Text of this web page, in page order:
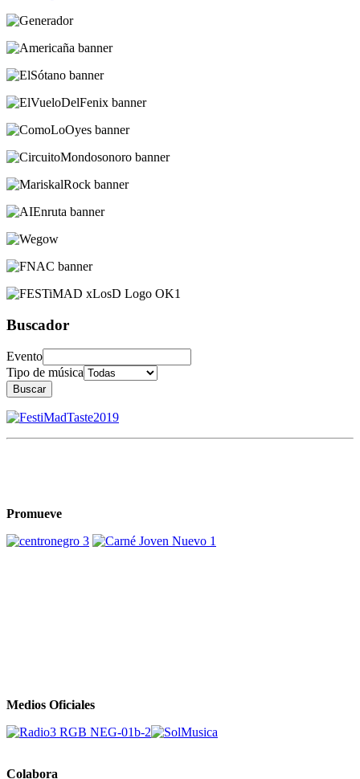
Buscador
Evento
Tipo de música
Buscar
Promueve
Medios Oficiales
Colabora